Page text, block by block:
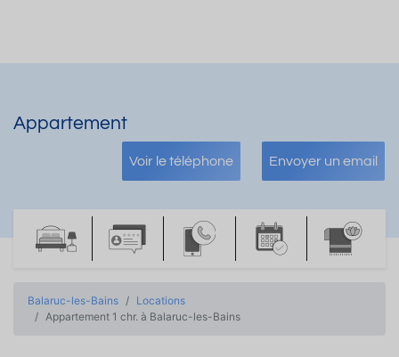
Appartement
Voir le téléphone Envoyer un email
Balaruc-les-Bains
Locations
Appartement 1 chr. à Balaruc-les-Bains